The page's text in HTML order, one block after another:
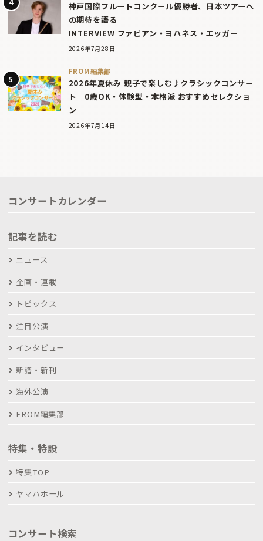
神戸国際フルートコンクール優勝者、日本ツアーへ
の期待を語る
INTERVIEW ファビアン・ヨハネス・エッガー
2026年7月28日
FROM編集部
2026年夏休み 親子で楽しむ♪クラシックコンサー
ト｜0歳OK・体験型・本格派 おすすめセレクショ
ン
2026年7月14日
コンサートカレンダー
記事を読む
ニュース
企画・連載
トピックス
注目公演
インタビュー
新譜・新刊
海外公演
FROM編集部
特集・特設
特集TOP
ヤマハホール
コンサート検索